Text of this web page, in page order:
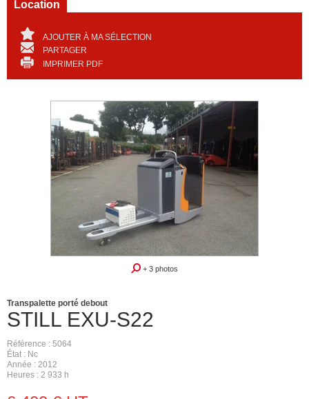
Location
AJOUTER À MA SÉLECTION
PARTAGER
IMPRIMER PDF
Révisé repeint garantie
+ 3 photos
STILL EXU-S22
Transpalette porté debout
Référence
5064
État
Nc
Année
2012
Heures
2 933 h